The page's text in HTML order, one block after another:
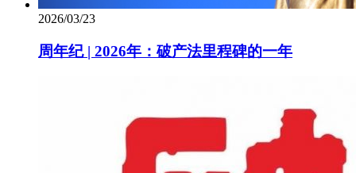
2026/03/23
周年纪 | 2026年：破产法里程碑的一年